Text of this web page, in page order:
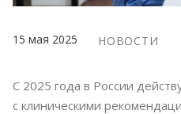
15 мая 2025 НОВОСТИ
С 2025 года в России
с клиническими